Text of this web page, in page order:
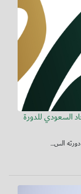
السعودي للدورة
الس...